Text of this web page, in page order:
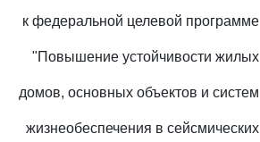
к федеральной целевой программе
"Повышение устойчивости жилых
домов, основных объектов и систем
жизнеобеспечения в сейсмических